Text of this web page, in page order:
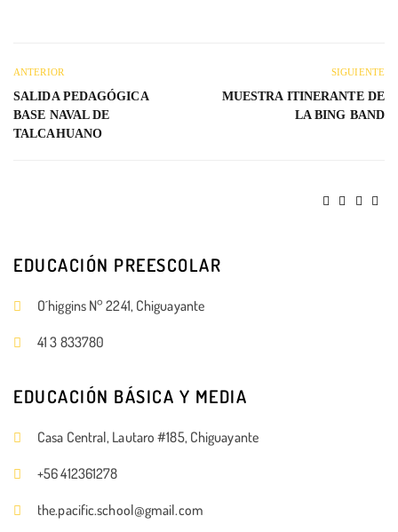
ANTERIOR
SALIDA PEDAGÓGICA
BASE NAVAL DE
TALCAHUANO
SIGUIENTE
MUESTRA ITINERANTE DE
LA BING BAND
EDUCACIÓN PREESCOLAR
O´higgins N° 2241, Chiguayante
41 3 833780
EDUCACIÓN BÁSICA Y MEDIA
Casa Central, Lautaro #185, Chiguayante
+56 412361278
the.pacific.school@gmail.com